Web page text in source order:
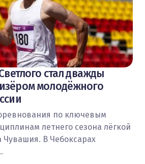
стал дважды
молодёжного
по ключевым
летнего сезона лёгкой
Чувашия. В Чебоксарах